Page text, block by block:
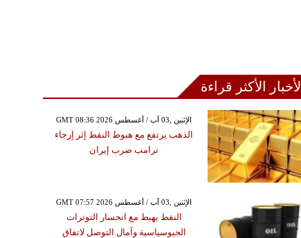
الأخبار الأكثر قراءة
GMT 08:36 2026 الإثنين ,03 آب / أغسطس
الذهب يرتفع مع هبوط النفط إثر إرجاء
ترامب ضرب إيران
GMT 07:57 2026 الإثنين ,03 آب / أغسطس
النفط يهبط مع انحسار التوترات
الجيوسياسية وآمال التوصل لاتفاق